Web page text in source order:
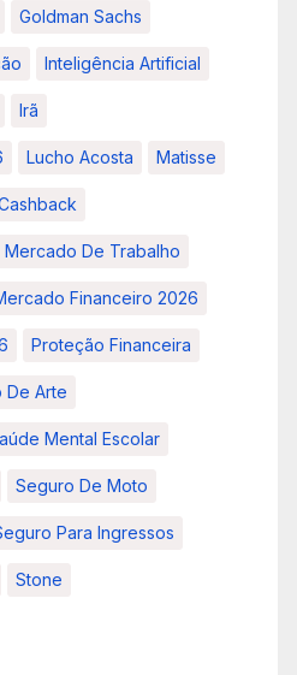
Goldman Sachs
Inteligência Artificial
Irã
Lucho Acosta Matisse
Mercado De Trabalho
Financeiro 2026
Proteção Financeira
De Arte
Mental Escolar
Seguro De Moto
Para Ingressos
Stone